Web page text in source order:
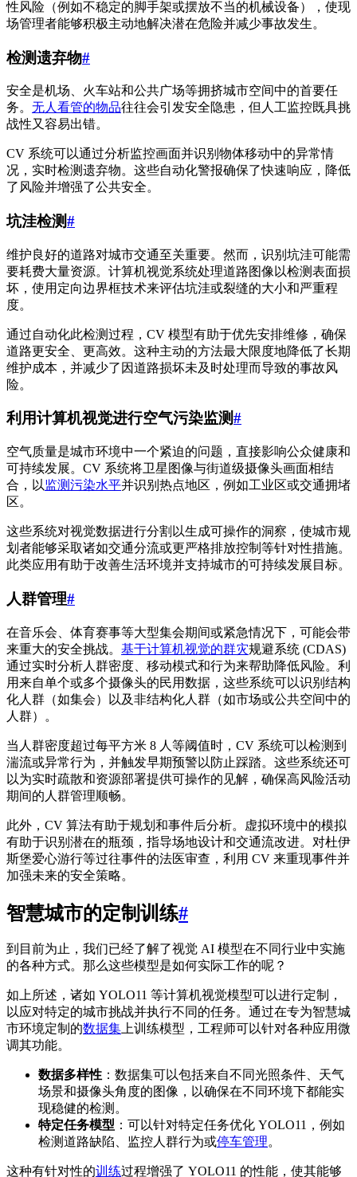
性风险（例如不稳定的脚手架或摆放不当的机械设备），使现
场管理者能够积极主动地解决潜在危险并减少事故发生。
检测遗弃物#
安全是机场、火车站和公共广场等拥挤城市空间中的首要任
务。 无人看管的物品往往会引发安全隐患，但人工监控既具挑
战性又容易出错。
CV 系统可以通过分析监控画面并识别物体移动中的异常情
况，实时检测遗弃物。这些自动化警报确保了快速响应，降低
了风险并增强了公共安全。
坑洼检测#
维护良好的道路对城市交通至关重要。然而，识别坑洼可能需
要耗费大量资源。计算机视觉系统处理道路图像以检测表面损
坏，使用定向边界框技术来评估坑洼或裂缝的大小和严重程
度。
通过自动化此检测过程，CV 模型有助于优先安排维修，确保
道路更安全、更高效。这种主动的方法最大限度地降低了长期
维护成本，并减少了因道路损坏未及时处理而导致的事故风
险。
利用计算机视觉进行空气污染监测#
空气质量是城市环境中一个紧迫的问题，直接影响公众健康和
可持续发展。CV 系统将卫星图像与街道级摄像头画面相结
合，以监测污染水平并识别热点地区，例如工业区或交通拥堵
区。
这些系统对视觉数据进行分割以生成可操作的洞察，使城市规
划者能够采取诸如交通分流或更严格排放控制等针对性措施。
此类应用有助于改善生活环境并支持城市的可持续发展目标。
人群管理#
在音乐会、体育赛事等大型集会期间或紧急情况下，可能会带
来重大的安全挑战。 基于计算机视觉的群灾规避系统 (CDAS)
通过实时分析人群密度、移动模式和行为来帮助降低风险。利
用来自单个或多个摄像头的民用数据，这些系统可以识别结构
化人群（如集会）以及非结构化人群（如市场或公共空间中的
人群）。
当人群密度超过每平方米 8 人等阈值时，CV 系统可以检测到
湍流或异常行为，并触发早期预警以防止踩踏。这些系统还可
以为实时疏散和资源部署提供可操作的见解，确保高风险活动
期间的人群管理顺畅。
此外，CV 算法有助于规划和事件后分析。虚拟环境中的模拟
有助于识别潜在的瓶颈，指导场地设计和交通流改进。对杜伊
斯堡爱心游行等过往事件的法医审查，利用 CV 来重现事件并
加强未来的安全策略。
智慧城市的定制训练#
到目前为止，我们已经了解了视觉 AI 模型在不同行业中实施
的各种方式。那么这些模型是如何实际工作的呢？
如上所述，诸如 YOLO11 等计算机视觉模型可以进行定制，
以应对特定的城市挑战并执行不同的任务。通过在专为智慧城
市环境定制的数据集上训练模型，工程师可以针对各种应用微
调其功能。
数据多样性 ：数据集可以包括来自不同光照条件、天气
场景和摄像头角度的图像，以确保在不同环境下都能实
现稳健的检测。
特定任务模型 ：可以针对特定任务优化 YOLO11，例如
检测道路缺陷、监控人群行为或停车管理。
这种有针对性的训练过程增强了 YOLO11 的性能，使其能够